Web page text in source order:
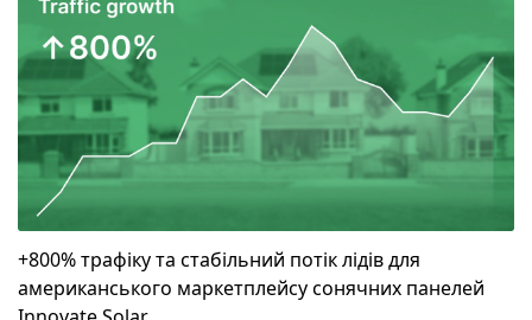
+800% трафіку та стабільний потік лідів для
американського маркетплейсу сонячних панелей